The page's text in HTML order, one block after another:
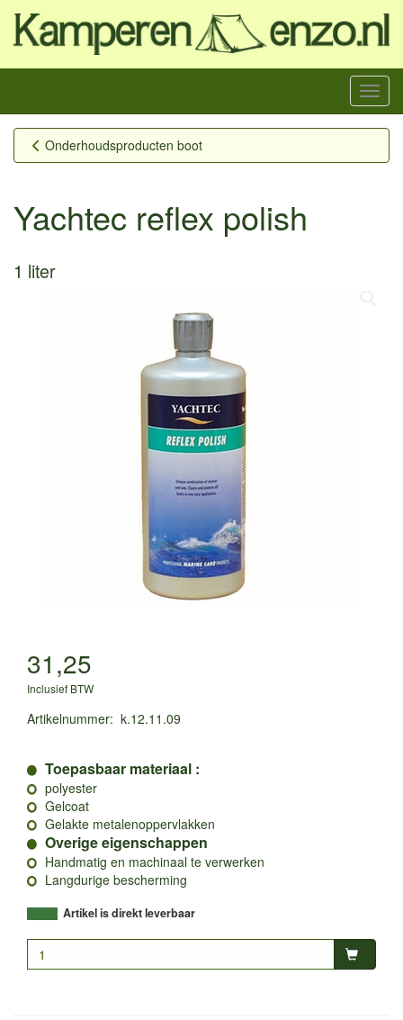
Menu
Onderhoudsproducten boot
Yachtec reflex polish
1 liter
31,25
Inclusief BTW
Artikelnummer: k.12.11.09
Toepasbaar materiaal :
polyester
Gelcoat
Gelakte metalenoppervlakken
Overige eigenschappen
Handmatig en machinaal te verwerken
Langdurige bescherming
Artikel is direkt leverbaar